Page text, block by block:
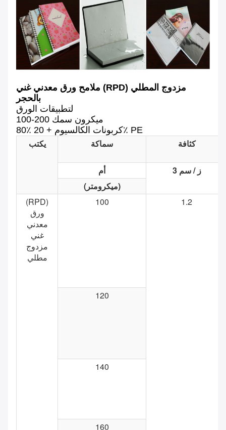
ملامح ورق معدني غني (RPD) مزدوج المطلي
بالحجر
لتطبيقات الورق
100-200 ميكرون سمك
80٪ كربونات الكالسيوم + 20٪ PE
يكتب سماكة كثافة
أم
ز / سم 3
(ميكرومتر)
(RPD)
ورق
معدني
غني
مزدوج
مطلي
100 1.2
120
140
160